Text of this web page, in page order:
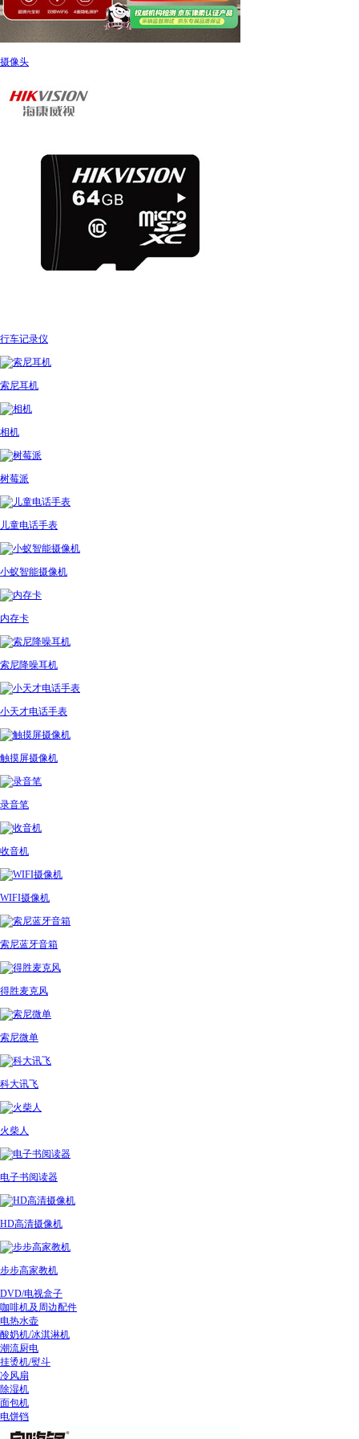
摄像头
行车记录仪
索尼耳机
相机
树莓派
儿童电话手表
小蚁智能摄像机
内存卡
索尼降噪耳机
小天才电话手表
触摸屏摄像机
录音笔
收音机
WIFI摄像机
索尼蓝牙音箱
得胜麦克风
索尼微单
科大讯飞
火柴人
电子书阅读器
HD高清摄像机
步步高家教机
DVD/电视盒子
咖啡机及周边配件
电热水壶
酸奶机/冰淇淋机
潮流厨电
挂烫机/熨斗
冷风扇
除湿机
面包机
电饼铛